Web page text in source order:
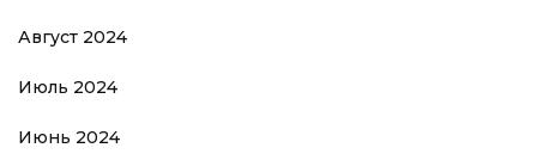
Август 2024
Июль 2024
Июнь 2024